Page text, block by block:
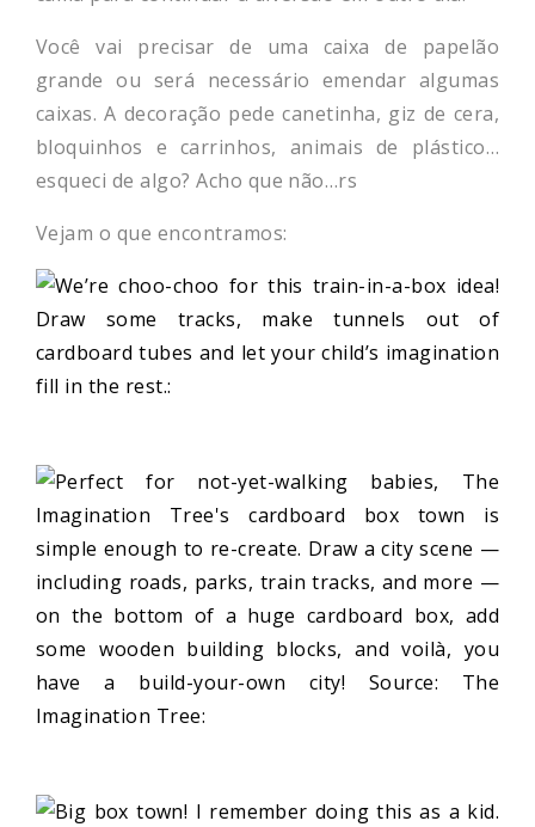
Você vai precisar de uma caixa de papelão
grande ou será necessário emendar algumas
caixas. A decoração pede canetinha, giz de cera,
bloquinhos e carrinhos, animais de plástico…
esqueci de algo? Acho que não…rs
Vejam o que encontramos: